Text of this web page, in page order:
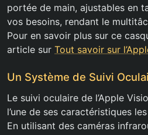
portée de main, ajustables en
vos besoins, rendant le
Pour en savoir plus sur ce
article sur Tout savoir sur
Un Système de Suivi
Le suivi oculaire de l’Apple
l’une de ses caractéristiques
En utilisant des caméras